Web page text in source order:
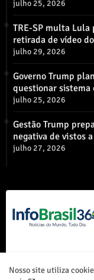
julho 25, 2026
TRE-SP multa
retirada de vídeo
julho 29, 2026
Governo Trump
questionar
julho 25, 2026
Gestão Trump
negativa de vistos
julho 27, 2026
Nosso site utiliza